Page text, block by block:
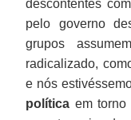
descontentes
pelo governo
grupos
radicalizado,
e nós
política em torno